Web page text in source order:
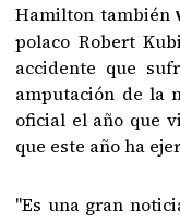
Hamilton también
polaco Robert
accidente que
amputación de la
oficial el año que
que este año ha
"Es una gran